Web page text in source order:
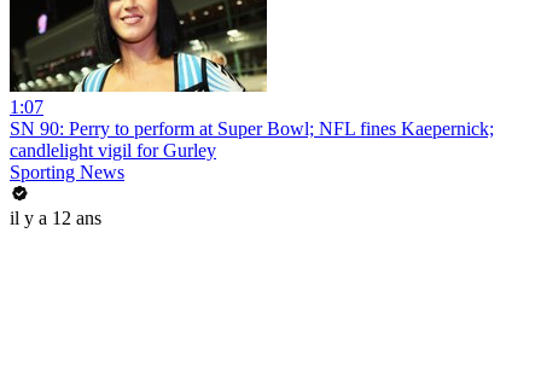
1:07
SN 90: Perry to perform at Super Bowl; NFL fines Kaepernick;
candlelight vigil for Gurley
Sporting News
il y a 12 ans